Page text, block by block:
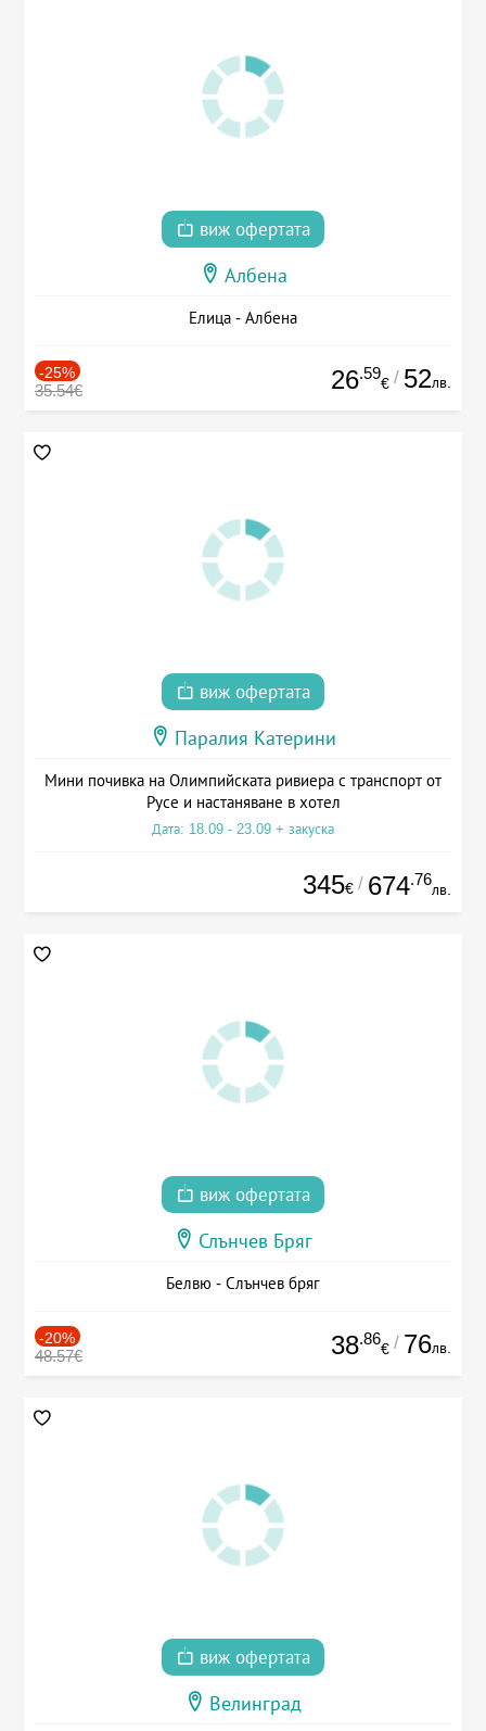
виж офертата
Албена
Елица - Албена
-25%
35.54€ 26.59
€ / 52лв.
виж офертата
Паралия Катерини
Мини почивка на Олимпийската ривиера с транспорт от
Русе и настаняване в хотел
Дата: 18.09 - 23.09 + закуска
345€ / 674.76
лв.
виж офертата
Слънчев Бряг
Белвю - Слънчев бряг
-20%
48.57€ 38.86
€ / 76лв.
виж офертата
Велинград